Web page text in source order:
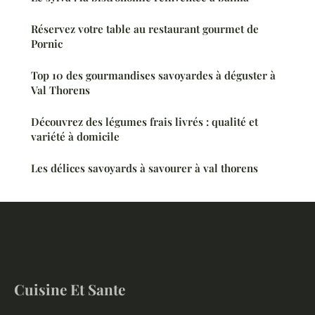
Réservez votre table au restaurant gourmet de
Pornic
Top 10 des gourmandises savoyardes à déguster à
Val Thorens
Découvrez des légumes frais livrés : qualité et
variété à domicile
Les délices savoyards à savourer à val thorens
Cuisine Et Sante